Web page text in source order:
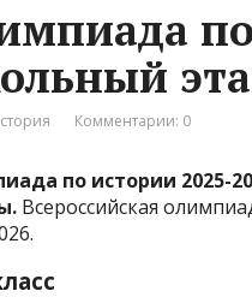
Комментарии: 0
по истории 2025-
Всероссийская